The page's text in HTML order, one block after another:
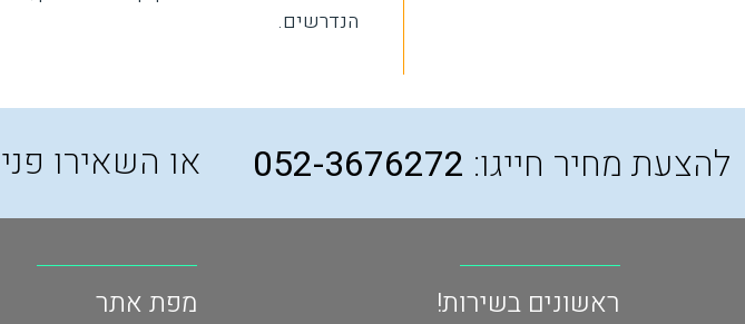
הנדרשים.
להצעת מחיר חייגו: 052-3676272 או השאירו
ראשונים בשירות! מפת אתר